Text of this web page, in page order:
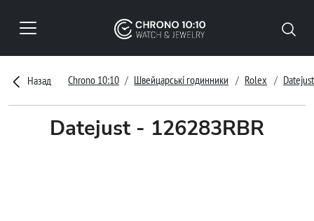
Назад Chrono 10:10 Швейцарські годинники Rolex Datejust
Datejust - 126283RBR